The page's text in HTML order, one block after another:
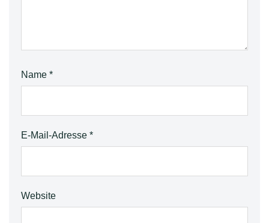
Name *
E-Mail-Adresse *
Website